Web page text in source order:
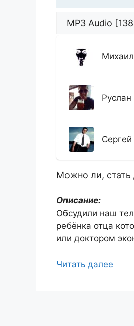
Михаил
Руслан
Сергей
Можно ли, стать
Описание:
Обсудили наш
ребёнка отца
или доктором
Читать далее